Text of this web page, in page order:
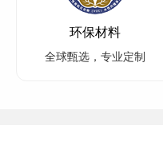
环保材料
全球甄选，专业定制